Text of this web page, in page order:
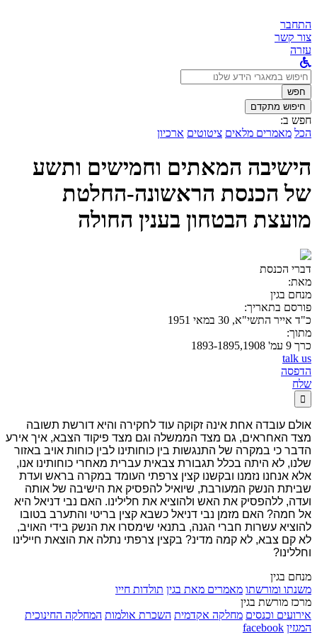
התחבר
צור קשר
עזרה
לחפש
ב:חפש
חיפוש מתקדם
חפש ב:
הכל מאמרים מלאים ציטוטים ארכיון
הישיבה המאתים וחמישים ותשע
של הכנסת הראשונה-החלטת
מועצת הבטחון בענין החולה
דברי הכנסת
מאת:
מנחם בגין
פורסם בתאריך:
כ"ד אייר התשי"א, 30 במאי 1951
מתוך:
כרך 9 עמ' 1893-1895,1908
talk us
הדפסה
שלח

אולם עובדה אחת אינה זקוקה עוד לחקירה והיא דורשת תשובה
מצד האחראים, גם מצד הממשלה וגם מצד פיקוד הצבא, איך אירע
הדבר כי במקרה של התנגשות בין כוחותינו לבין כוחות אויב באזור
שלנו, לא היתה בכלל תגבורת צבאית עברית מאחרי כוחותינו אנו,
אלא אנחנו נזמנו ובקשנו קצין צרפתי העומד במקרה בראש ועדת
שביתת הנשק המעורבת, שיואיל להפסיק את הישיבה של אותה
ועדה, ללהפסיק את האש ולהוציא את חלילינו. האם נבי דניאל היא
אל חמה? האם מזמן נבי דניאל כשבא קצין בריטי והתערב בטובו
להוציא עשרות חברי הגנה, בתנאי שימסרו את הנשק בידי האויב,
לא קם צבא, לא קמה מדינ? בקצין צרפתי נתלה את הוצאת חיילינו
וחללינו?
מנחם בגין
משנתו ומורשתו מאמרים מאת בגין תולדות חייו
מרכז מורשת בגין
אירועים וכנסים מחלקה אקדמית השכרת אולמות המחלקה החינוכית
המגזין facebook